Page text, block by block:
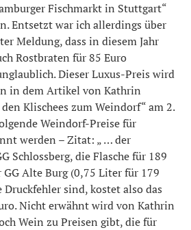
Fischmarkt in Stuttgart“
Entsetzt war ich allerdings über
Meldung, dass in diesem Jahr
Rostbraten für 85 Euro
Dieser Luxus-Preis wird
in dem Artikel von Kathrin
Klischees zum Weindorf“ am 2.
Weindorf-Preise für
werden – Zitat: „ … der
Schlossberg, die Flasche für 189
GG Alte Burg (0,75 Liter für 179
Druckfehler sind, kostet also das
Nicht erwähnt wird von Kathrin
Wein zu Preisen gibt, die für